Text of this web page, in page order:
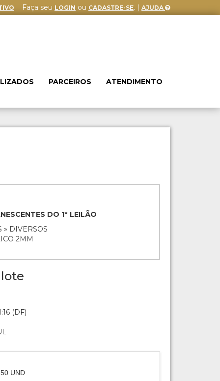
Faça seu LOGIN ou CADASTRE-SE. | AJUDA
PARCEIROS ATENDIMENTO
DO 1º LEILÃO
» DIVERSOS
2MM
(DF)
UND